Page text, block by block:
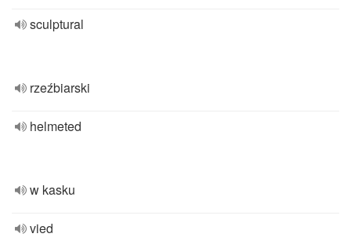
sculptural
rzeźbiarski
helmeted
w kasku
vied